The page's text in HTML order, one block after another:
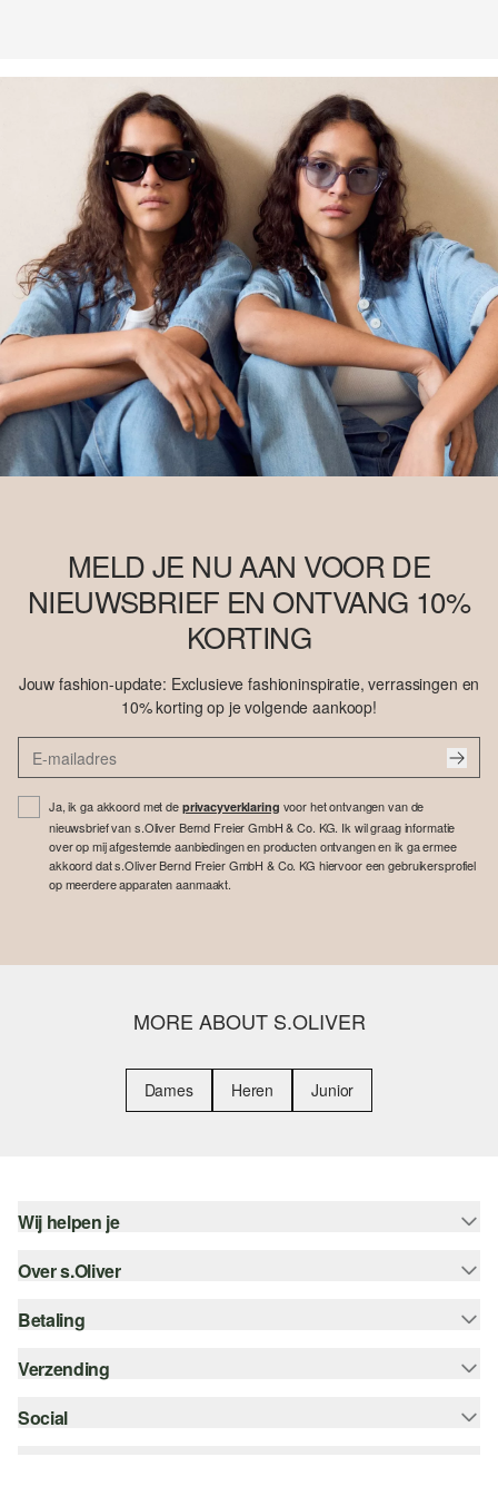
MELD JE NU AAN VOOR DE
NIEUWSBRIEF EN ONTVANG 10%
KORTING
Jouw fashion-update: Exclusieve fashioninspiratie, verrassingen en
10% korting op je volgende aankoop!
Ja, ik ga akkoord met de privacyverklaring voor het ontvangen van de
nieuwsbrief van s.Oliver Bernd Freier GmbH & Co. KG. Ik wil graag informatie
over op mij afgestemde aanbiedingen en producten ontvangen en ik ga ermee
akkoord dat s.Oliver Bernd Freier GmbH & Co. KG hiervoor een gebruikersprofiel
op meerdere apparaten aanmaakt.
MORE ABOUT S.OLIVER
Dames Heren Junior
Wij helpen je
Help - FAQ
Top categorieën
Over s.Oliver
Nieuwsbrief
Betaling
Koop op rekening
Verzending
bpost
Social